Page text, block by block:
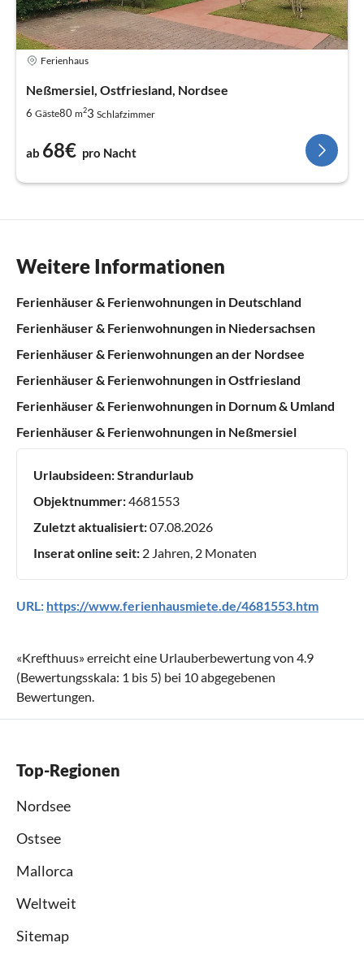
Ferienhaus
Neßmersiel, Ostfriesland, Nordsee
6 Gäste80 m23 Schlafzimmer
ab 68€ pro Nacht
Weitere Informationen
Ferienhäuser & Ferienwohnungen in Deutschland
Ferienhäuser & Ferienwohnungen in Niedersachsen
Ferienhäuser & Ferienwohnungen an der Nordsee
Ferienhäuser & Ferienwohnungen in Ostfriesland
Ferienhäuser & Ferienwohnungen in Dornum & Umland
Ferienhäuser & Ferienwohnungen in Neßmersiel
Urlaubsideen:Strandurlaub
Objektnummer:4681553
Zuletzt aktualisiert:07.08.2026
Inserat online seit: 2 Jahren, 2 Monaten
URL: https://www.ferienhausmiete.de/4681553.htm
«Krefthuus» erreicht eine Urlauberbewertung von 4.9
(Bewertungsskala: 1 bis 5) bei 10abgegebenen
Bewertungen.
Top-Regionen
Nordsee
Ostsee
Mallorca
Weltweit
Sitemap